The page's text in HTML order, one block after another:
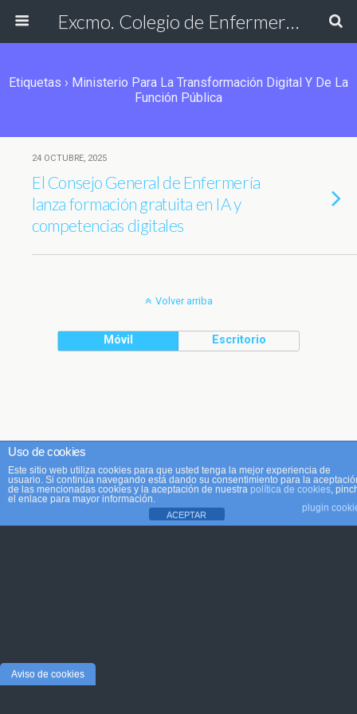
Excmo. Colegio de Enfermería de Cádiz
Etiquetas › Ministerio Para La Transformación Digital Y De La
Función Pública
24 OCTUBRE, 2025
El Consejo General de Enfermería
lanza formación gratuita en IA y
competencias digitales
Volver arriba
Móvil Escritorio
Uso de cookies
Este sitio web utiliza cookies para que usted tenga la mejor experiencia de
usuario. Si continúa navegando está dando su consentimiento para la
de las mencionadas cookies y la aceptación de nuestra política de cookies,
el enlace para mayor información.
plugin
ACEPTAR
Aviso de cookies